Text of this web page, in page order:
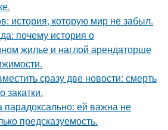
история, которую мир не забыл.
почему история о
жилье и наглой арендаторше
сразу две новости: смерть
закатки.
парадоксально: ей важна не
предсказуемость.